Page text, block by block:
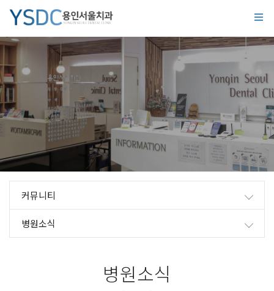
커뮤니티
병원소식
병원소식